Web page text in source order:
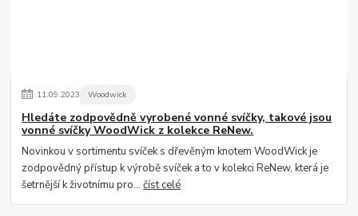
11.09.2023 Woodwick
Hledáte zodpovědně vyrobené vonné svíčky, takové jsou
vonné svíčky WoodWick z kolekce ReNew.
Novinkou v sortimentu svíček s dřevěným knotem WoodWick je
zodpovědný přístup k výrobě svíček a to v kolekci ReNew, která je
šetrnější k životnímu pro...číst celé